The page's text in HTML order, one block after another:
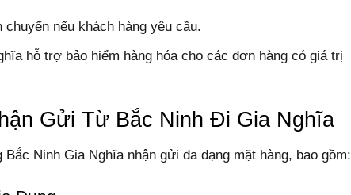
nếu khách hàng yêu cầu.
hỗ trợ bảo hiểm hàng hóa cho các đơn hàng có giá trị
Gửi Từ Bắc Ninh Đi Gia Nghĩa
Ninh Gia Nghĩa nhận gửi đa dạng mặt hàng, bao gồm: